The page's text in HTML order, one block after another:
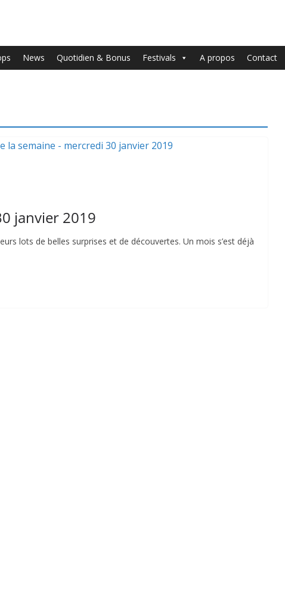
News Quotidien & Bonus Festivals A propos Contact
janvier 2019
lots de belles surprises et de découvertes. Un mois s’est déjà